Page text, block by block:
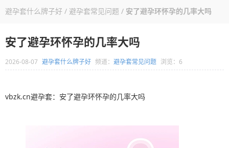
避孕套什么牌子好 / 避孕套常见问题 / 安了避孕环怀孕的几率大吗
安了避孕环怀孕的几率大吗
2026-08-07 避孕套什么牌子好 频道： 避孕套常见问题 浏览：6
vbzk.cn避孕套：安了避孕环怀孕的几率大吗